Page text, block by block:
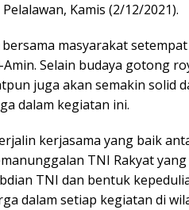
Kamis (2/12/2021).
masyarakat
Selain budaya gotong
juga akan semakin solid
dalam kegiatan ini.
kerjasama yang baik
TNI Rakyat
TNI dan bentuk
dalam setiap kegiatan di